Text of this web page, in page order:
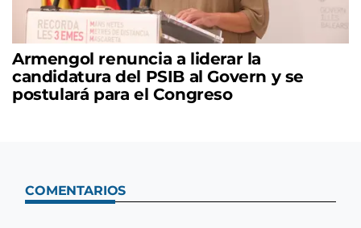
Armengol renuncia a liderar la
candidatura del PSIB al Govern y se
postulará para el Congreso
COMENTARIOS